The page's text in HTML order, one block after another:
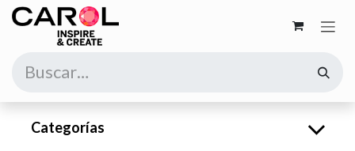
Ir al contenido
Categorías